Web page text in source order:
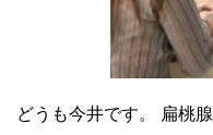
どうも今井です。 扁桃